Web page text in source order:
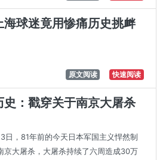
海球迷竟用惨痛历史挑衅
原文阅读 快速阅读
：戳穿关于南京大屠杀
日，81年前的今天日本军国主义悍然制
京大屠杀，大屠杀持续了六周造成30万